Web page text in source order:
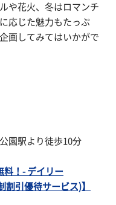
や花火、冬はロマンチ
応じた魅力もたっぷ
画してみてはいかがで
園駅より徒歩10分
料！- デイリー
割引優待サービス)】